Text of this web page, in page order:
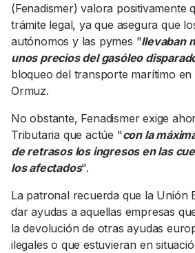
(Fenadismer) valora positivamente
trámite legal, ya que asegura que
autónomos y las pymes "llevaban
unos precios del gasóleo
bloqueo del transporte marítimo en
Ormuz.
No obstante, Fenadismer exige
Tributaria que actúe "con la
de retrasos los ingresos en las
los afectados".
La patronal recuerda que la Unión
dar ayudas a aquellas empresas
la devolución de otras ayudas
ilegales o que estuvieran en